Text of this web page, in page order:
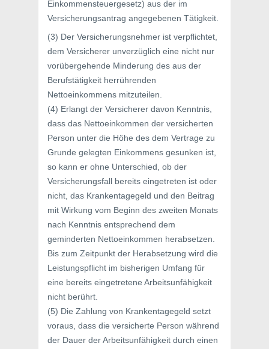
Einkommensteuergesetz) aus der im
Versicherungsantrag angegebenen Tätigkeit.
(3) Der Versicherungsnehmer ist verpflichtet,
dem Versicherer unverzüglich eine nicht nur
vorübergehende Minderung des aus der
Berufstätigkeit herrührenden
Nettoeinkommens mitzuteilen.
(4) Erlangt der Versicherer davon Kenntnis,
dass das Nettoeinkommen der versicherten
Person unter die Höhe des dem Vertrage zu
Grunde gelegten Einkommens gesunken ist,
so kann er ohne Unterschied, ob der
Versicherungsfall bereits eingetreten ist oder
nicht, das Krankentagegeld und den Beitrag
mit Wirkung vom Beginn des zweiten Monats
nach Kenntnis entsprechend dem
geminderten Nettoeinkommen herabsetzen.
Bis zum Zeitpunkt der Herabsetzung wird die
Leistungspflicht im bisherigen Umfang für
eine bereits eingetretene Arbeitsunfähigkeit
nicht berührt.
(5) Die Zahlung von Krankentagegeld setzt
voraus, dass die versicherte Person während
der Dauer der Arbeitsunfähigkeit durch einen